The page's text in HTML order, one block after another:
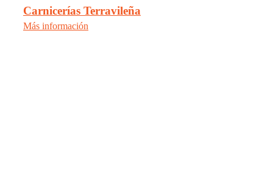
Carnicerías Terravileña
Más información